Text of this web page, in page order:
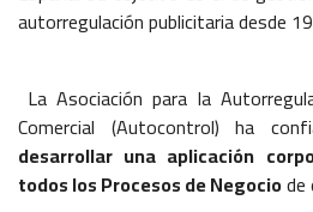
autorregulación publicitaria desde
La Asociación para la
Comercial (Autocontrol) ha
desarrollar una aplicación
todos los Procesos de Negociode